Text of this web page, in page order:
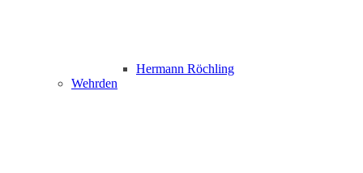
Hermann Röchling
Wehrden